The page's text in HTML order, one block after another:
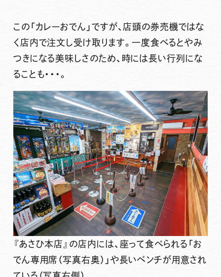
この「カレーおでん」ですが、店頭の券売機ではな
く 店内で注文し受け取り ます。一度食べるとやみ
つきになる美味しさのため、時には長い行列にな
ることも・・・。
『あさひ本店』の店内には、座って食べられる「お
でん専用席（写真右奥）」や長いベンチが用意され